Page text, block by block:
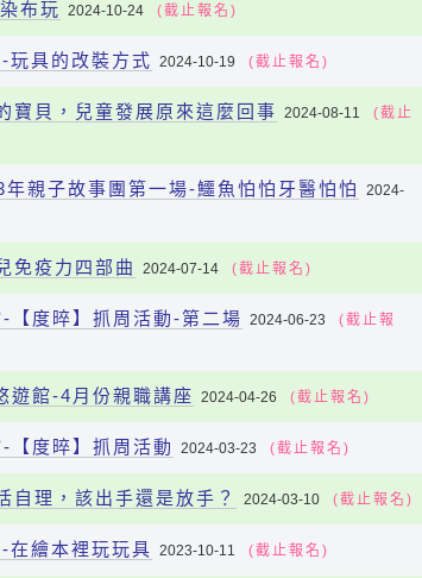
布玩 2024-10-24 (截止報名)
具的改裝方式 2024-10-19 (截止報名)
寶貝，兒童發展原來這麼回事 2024-08-11
(截止
年親子故事團第一場-鱷魚怕怕牙醫怕怕
2024-
免疫力四部曲 2024-07-14 (截止報名)
【度晬】抓周活動-第二場 2024-06-23
(截止報
遊館-4月份親職講座 2024-04-26 (截止報名)
【度晬】抓周活動 2024-03-23 (截止報名)
自理，該出手還是放手？ 2024-03-10 (截止報名)
繪本裡玩玩具 2023-10-11 (截止報名)